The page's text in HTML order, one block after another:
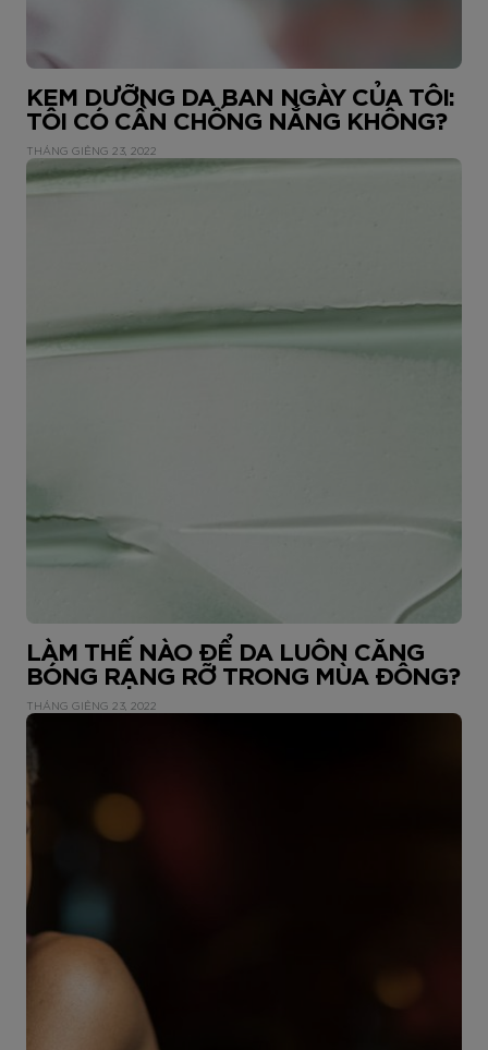
KEM DƯỠNG DA BAN NGÀY CỦA TÔI:
TÔI CÓ CẦN CHỐNG NẮNG KHÔNG?
THÁNG GIÊNG 23, 2022
LÀM THẾ NÀO ĐỂ DA LUÔN CĂNG
BÓNG RẠNG RỠ TRONG MÙA ĐÔNG?
THÁNG GIÊNG 23, 2022